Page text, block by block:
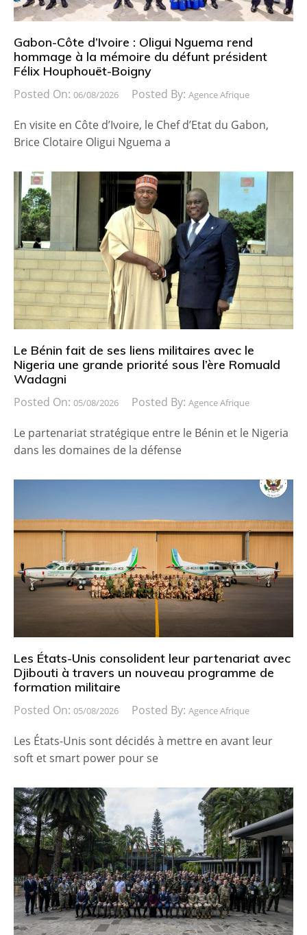
Gabon-Côte d’Ivoire : Oligui Nguema rend
hommage à la mémoire du défunt président
Félix Houphouët-Boigny
Posted On: 06/08/2026 Posted By: Agence Afrique
En visite en Côte d’Ivoire, le Chef d’Etat du Gabon,
Brice Clotaire Oligui Nguema a
Le Bénin fait de ses liens militaires avec le
Nigeria une grande priorité sous l’ère Romuald
Wadagni
Posted On: 05/08/2026 Posted By: Agence Afrique
Le partenariat stratégique entre le Bénin et le Nigeria
dans les domaines de la défense
Les États-Unis consolident leur partenariat avec
Djibouti à travers un nouveau programme de
formation militaire
Posted On: 05/08/2026 Posted By: Agence Afrique
Les États-Unis sont décidés à mettre en avant leur
soft et smart power pour se